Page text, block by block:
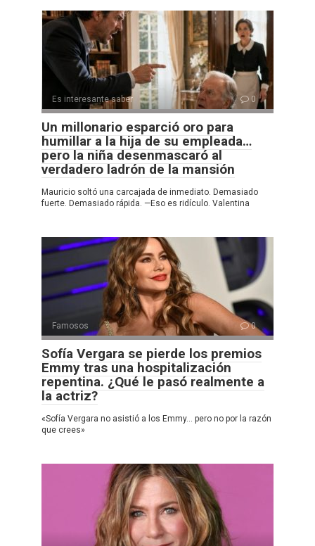
Es interesante saber 0
Un millonario esparció oro para
humillar a la hija de su empleada…
pero la niña desenmascaró al
verdadero ladrón de la mansión
Mauricio soltó una carcajada de inmediato. Demasiado
fuerte. Demasiado rápida. —Eso es ridículo. Valentina
Famosos 0
Sofía Vergara se pierde los premios
Emmy tras una hospitalización
repentina. ¿Qué le pasó realmente a
la actriz?
«Sofía Vergara no asistió a los Emmy… pero no por la razón
que crees»